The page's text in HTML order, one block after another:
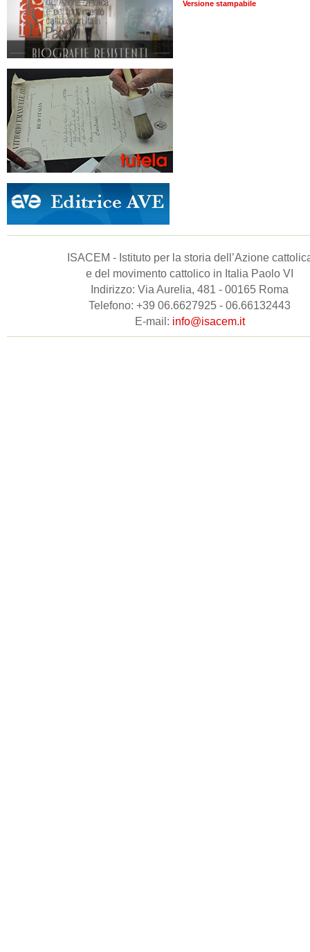
Versione stampabile
ISACEM - Istituto per la storia dell’Azione
e del movimento cattolico in Italia Paolo VI
Indirizzo: Via Aurelia, 481 - 00165 Roma
Telefono: +39 06.6627925 - 06.66132443
E-mail: info@isacem.it